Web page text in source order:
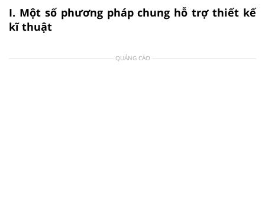
I. Một số phương pháp chung hỗ trợ thiết kế
kĩ thuật
QUẢNG CÁO